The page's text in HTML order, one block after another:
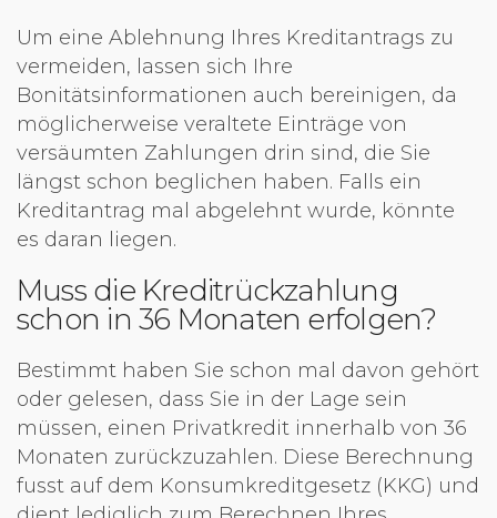
Um eine Ablehnung Ihres Kreditantrags zu
vermeiden, lassen sich Ihre
Bonitätsinformationen auch bereinigen, da
möglicherweise veraltete Einträge von
versäumten Zahlungen drin sind, die Sie
längst schon beglichen haben. Falls ein
Kreditantrag mal abgelehnt wurde, könnte
es daran liegen.
Muss die Kreditrückzahlung
schon in 36 Monaten erfolgen?
Bestimmt haben Sie schon mal davon gehört
oder gelesen, dass Sie in der Lage sein
müssen, einen Privatkredit innerhalb von 36
Monaten zurückzuzahlen. Diese Berechnung
fusst auf dem Konsumkreditgesetz (KKG) und